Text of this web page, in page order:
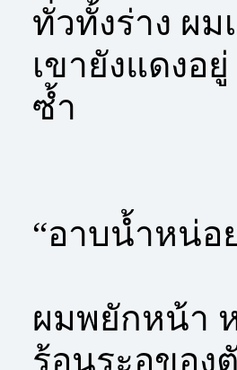
ทั่วทั้งร่าง ผ
เขายังแดงอ
ซ้ำ
“อาบน้ำหน่อ
ผมพยักหน้า
ร้อนระอุของ